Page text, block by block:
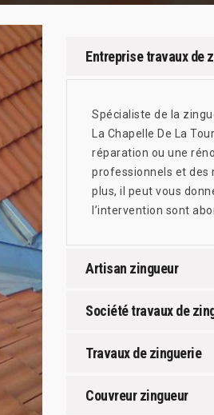
Entreprise travaux de
Spécialiste de la
La Chapelle De La
réparation ou une
professionnels et des
plus, il peut vous
l’intervention sont
Artisan zingueur
Société travaux de
Travaux de zinguerie
Couvreur zingueur